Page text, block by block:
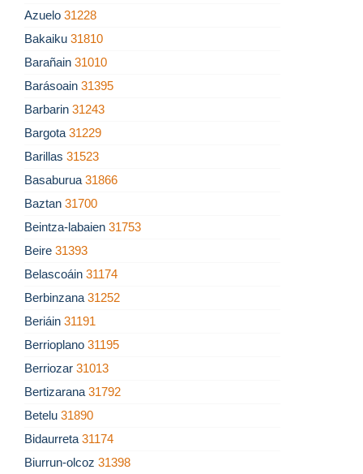
Azuelo 31228
Bakaiku 31810
Barañain 31010
Barásoain 31395
Barbarin 31243
Bargota 31229
Barillas 31523
Basaburua 31866
Baztan 31700
Beintza-labaien 31753
Beire 31393
Belascoáin 31174
Berbinzana 31252
Beriáin 31191
Berrioplano 31195
Berriozar 31013
Bertizarana 31792
Betelu 31890
Bidaurreta 31174
Biurrun-olcoz 31398